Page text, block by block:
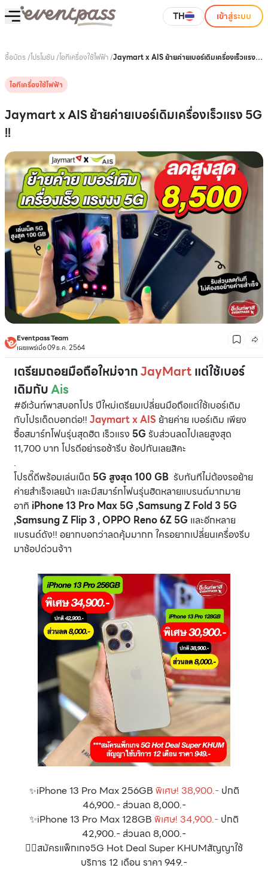
TH เข้าสู่ระบบ
ซื้อบัตร /โปรโมชัน/ไอทีเครื่องใช้ไฟฟ้า/Jaymart x AIS ย้ายค่ายเบอร์เดิมเครื่องเร็วแรง
ไอทีเครื่องใช้ไฟฟ้า
Jaymart x AIS ย้ายค่ายเบอร์เดิมเครื่องเร็วแรง 5G
!!
Eventpass Team
เผยแพร่เมื่อ 09 ธ.ค. 2564
เตรียมถอยมือถือใหม่จากJayMartแต่ใช้เบอร์
เดิมกับAis
#อีเว้นท์พาสบอกโปร ปีใหม่เตรียมเปลี่ยนมือถือแต่ใช้เบอร์เดิม
กับโปรเด็ดบอกต่อ!! Jaymart x AIS ย้ายค่าย เบอร์เดิม เพียง
ซื้อสมาร์ทโฟนรุ่นสุดฮิต เร็วแรง 5G รับส่วนลดไปเลยสูงสุด
11,700 บาท โปรดีอย่ารอช้ารีบ ช้อปกันเลยสิคะ
.
โปรดี๊ดีพร้อมเล่นเน็ต 5G สูงสุด 100 GB รับทันทีไม่ต้องรอย้าย
ค่ายสำเร็จเลยน้า และมีสมาร์ทโฟนรุ่นฮิตหลายแบรนด์มากมาย
อาทิ iPhone 13 Pro Max 5G ,Samsung Z Fold 3 5G
,Samsung Z Flip 3 , OPPO Reno 6Z 5G และอีกหลาย
แบรนด์ดัง!! อยากบอกว่าลดคุ้มมากก ใครอยากเปลี่ยนเครื่องรีบ
มาช้อปด่วนจ้าา
✨iPhone 13 Pro Max 256GB พิเศษ! 38,900.-ปกติ
46,900.- ส่วนลด 8,000.-
✨iPhone 13 Pro Max 128GB พิเศษ! 34,900.- ปกติ
42,900.- ส่วนลด 8,000.-
👉🏻สมัครแพ็กเกจ5G Hot Deal Super KHUMสัญญาใช้
บริการ 12 เดือน ราคา 949.-